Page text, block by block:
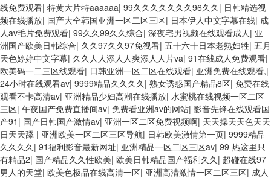
线免费观看| 特黄大片特aaaaaa| 99久久久久久久久96久久| 日韩精选视
频在线播放| 国产大全韩国亚洲一区二区三区| 日本伊人中文字幕在线| 成
人av毛片免费观看| 99久久99久久综合| 深夜宅男视频在线观看成人| 亚
洲国产欧美日韩综合| 久久97久久97免视看| 五十六十日本老熟妇牲| 五月
天色婷婷中文字幕| 久久人人添人人爽添人人片va| 91在线成人免费观看|
欧美码一二三区线观看| 日韩亚洲一区二区在线观看| 亚洲免费在线观看,|
24小时在线观看av| 9999精品久久久久| 熟女诱惑国产精品8区| 免费在线
观看不卡高清av| 亚洲精品少妇高潮在线播放| 水蜜桃在线视频一区二区
三区| 午夜国产免费直播间av| 免费看亚洲av的网站| 影音先锋在线观看国
产91 | 国产日韩国产激情av| 亚洲一区二区免费视频啊| 天天操天天色天天
日天天舔 | 亚洲欧美一区二区三区导航| 日韩欧美激情第一页| 9999精品
久久久久| 91福利影音最新网址| 亚洲精品一区二区三区av| 99 热这里只
有精品2| 国产精品久久性欧美| 欧美日韩精品国产福利久久| 超碰在线97
男人的天堂| 欧美色极品在线高清一区| 亚洲高清激情一区二区三区| 成人